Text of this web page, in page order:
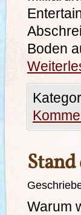
Boden
Warum